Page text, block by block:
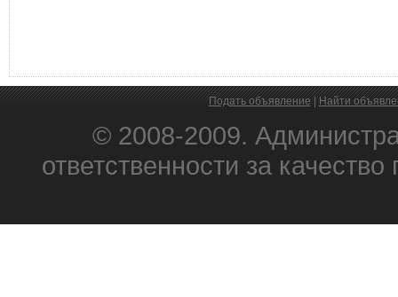
Подать объявление Найти
© 2008-2009.
ответственности за